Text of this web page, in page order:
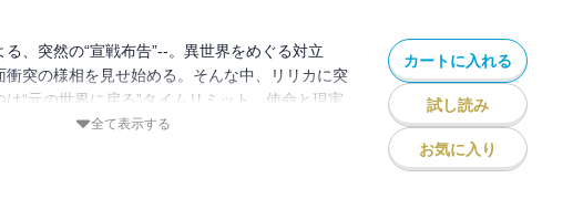
、突然の“宣戦布告”--。異世界をめぐる対立
衝突の様相を見せ始める。そんな中、リリカに突
は“元の世界に戻る”タイムリミット。使命と現実
女が選ぶ道は・・・・・・？理想を掲げて駆け抜
全て表示する
カートに入れる
試し読み
お気に入り